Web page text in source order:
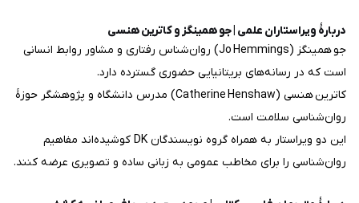
دربارهٔ ویراستاران علمی | جو همینگز و کاترین هنسی
جو همینگز (Jo Hemmings) روان‌شناس رفتاری و مشاور روابط انسانی
است که در رسانه‌های بریتانیایی حضوری گسترده دارد.
کاترین هنسی (Catherine Henshaw) مدرس دانشگاه و پژوهشگر حوزهٔ
روان‌شناسی سلامت است.
این دو ویراستار به همراه گروه نویسندگان DK کوشیده‌اند مفاهیم
روان‌شناسی را برای مخاطب عمومی به زبانی ساده و تصویری عرضه کنند.